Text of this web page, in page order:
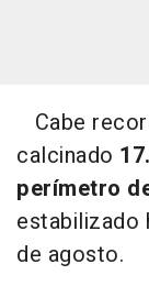
Cabe
calcinado
perímetro
estabilizado
de agosto.